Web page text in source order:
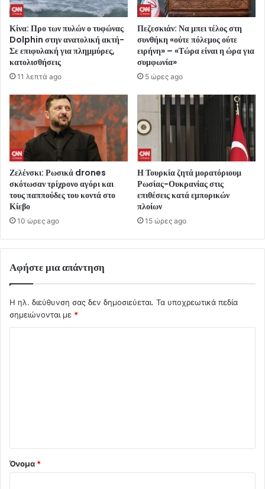
Κίνα: Προ των πυλών ο τυφώνας
Dolphin στην ανατολική ακτή-
Σε επιφυλακή για πλημμύρες,
κατολισθήσεις
11 λεπτά ago
Πεζεσκιάν: Να μπει τέλος στη
συνθήκη «ούτε πόλεμος ούτε
ειρήνη» – «Τώρα είναι η ώρα για
συμφωνία»
5 ώρες ago
Ζελένσκι: Ρωσικά drones
σκότωσαν τρίχρονο αγόρι και
τους παππούδες του κοντά στο
Κίεβο
10 ώρες ago
Η Τουρκία ζητά μορατόριουμ
Ρωσίας-Ουκρανίας στις
επιθέσεις κατά εμπορικών
πλοίων
15 ώρες ago
Αφήστε μια απάντηση
Η ηλ. διεύθυνση σας δεν δημοσιεύεται. Τα υποχρεωτικά πεδία
σημειώνονται με *
Όνομα *